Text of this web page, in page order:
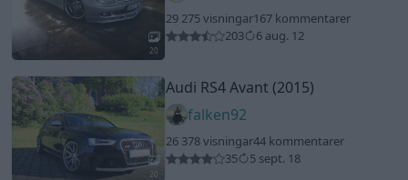
20
29 275 visningar167 kommentarer
203
6 aug. 12
20
Audi RS4 Avant (2015)
falken92
26 378 visningar44 kommentarer
35
5 sept. 18